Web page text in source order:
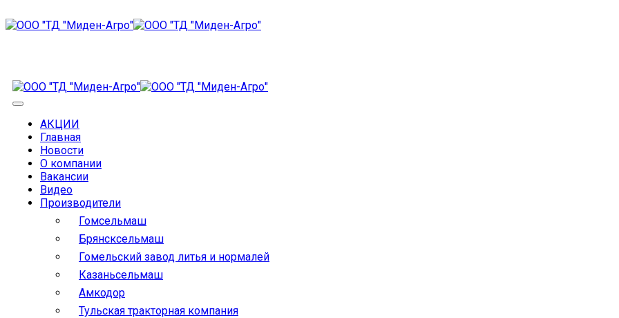
АКЦИИ
Главная
Новости
О компании
Вакансии
Видео
Производители
Гомсельмаш
Брянсксельмаш
Гомельский завод литья и нормалей
Казаньсельмаш
Амкодор
Тульская тракторная компания